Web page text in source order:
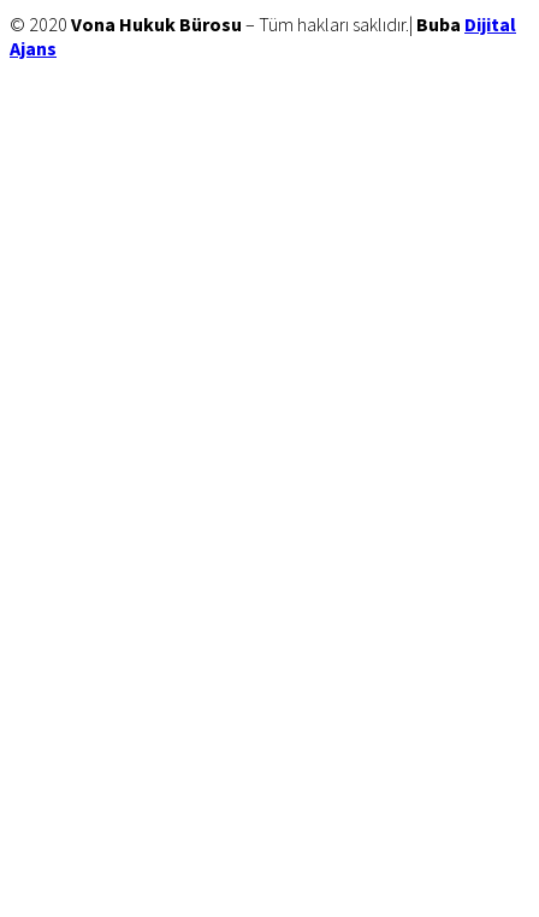
Site
© 2020 Vona Hukuk Bürosu – Tüm hakları saklıdır.| Buba Dijital
Ajans